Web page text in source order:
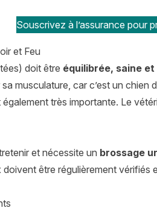
Souscrivez à l’assurance pour
et Feu
doit être équilibrée, saine
musculature, car c’est un
très importante. Le
et nécessite un brossage
être régulièrement